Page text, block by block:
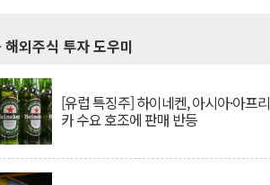
해외주식 투자 도우미
[유럽 특징주] 하이네켄, 아시아·아프리
카 수요 호조에 판매 반등